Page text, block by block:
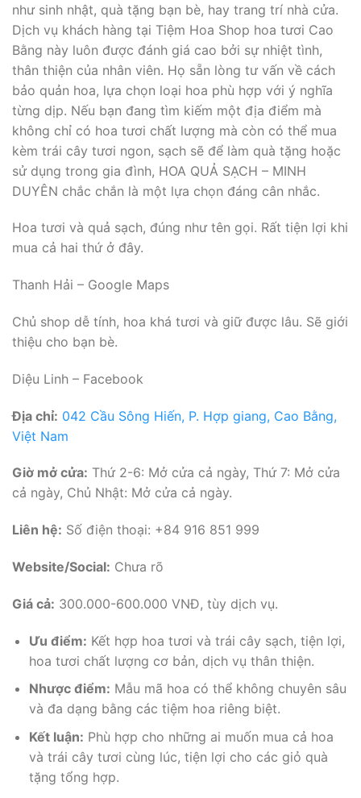
như sinh nhật, quà tặng bạn bè, hay trang trí nhà cửa.
Dịch vụ khách hàng tại Tiệm Hoa Shop hoa tươi Cao
Bằng này luôn được đánh giá cao bởi sự nhiệt tình,
thân thiện của nhân viên. Họ sẵn lòng tư vấn về cách
bảo quản hoa, lựa chọn loại hoa phù hợp với ý nghĩa
từng dịp. Nếu bạn đang tìm kiếm một địa điểm mà
không chỉ có hoa tươi chất lượng mà còn có thể mua
kèm trái cây tươi ngon, sạch sẽ để làm quà tặng hoặc
sử dụng trong gia đình, HOA QUẢ SẠCH – MINH
DUYÊN chắc chắn là một lựa chọn đáng cân nhắc.
Hoa tươi và quả sạch, đúng như tên gọi. Rất tiện lợi khi
mua cả hai thứ ở đây.
Thanh Hải – Google Maps
Chủ shop dễ tính, hoa khá tươi và giữ được lâu. Sẽ giới
thiệu cho bạn bè.
Diệu Linh – Facebook
Địa chỉ: 042 Cầu Sông Hiến, P. Hợp giang, Cao Bằng,
Việt Nam
Giờ mở cửa: Thứ 2-6: Mở cửa cả ngày, Thứ 7: Mở cửa
cả ngày, Chủ Nhật: Mở cửa cả ngày.
Liên hệ: Số điện thoại: +84 916 851 999
Website/Social: Chưa rõ
Giá cả: 300.000-600.000 VNĐ, tùy dịch vụ.
Ưu điểm: Kết hợp hoa tươi và trái cây sạch, tiện lợi,
hoa tươi chất lượng cơ bản, dịch vụ thân thiện.
Nhược điểm: Mẫu mã hoa có thể không chuyên sâu
và đa dạng bằng các tiệm hoa riêng biệt.
Kết luận: Phù hợp cho những ai muốn mua cả hoa
và trái cây tươi cùng lúc, tiện lợi cho các giỏ quà
tặng tổng hợp.